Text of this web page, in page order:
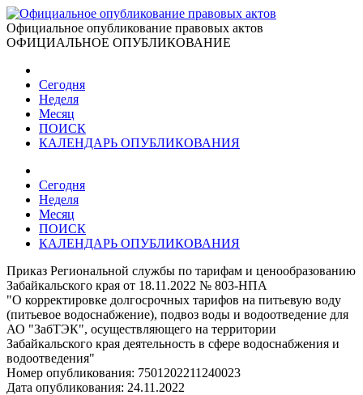
Официальное опубликование правовых актов
ОФИЦИАЛЬНОЕ ОПУБЛИКОВАНИЕ
Сегодня
Неделя
Месяц
ПОИСК
КАЛЕНДАРЬ ОПУБЛИКОВАНИЯ
Сегодня
Неделя
Месяц
ПОИСК
КАЛЕНДАРЬ ОПУБЛИКОВАНИЯ
Приказ Региональной службы по тарифам и ценообразованию
Забайкальского края от 18.11.2022 № 803-НПА
"О корректировке долгосрочных тарифов на питьевую воду
(питьевое водоснабжение), подвоз воды и водоотведение для
АО "ЗабТЭК", осуществляющего на территории
Забайкальского края деятельность в сфере водоснабжения и
водоотведения"
Номер опубликования: 7501202211240023
Дата опубликования: 24.11.2022